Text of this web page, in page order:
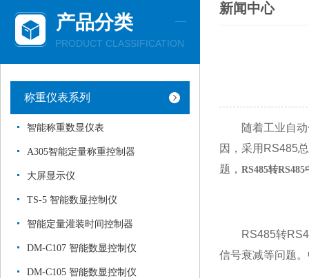
产品分类
PRODUCT CLASSIFICATION
称重仪表系列
智能称重数显仪表
A305智能定量称重控制器
大屏显示仪
TS-5 智能数显控制仪
智能定量灌装时间控制器
DM-C107 智能数显控制仪
DM-C105 智能数显控制仪
新闻中心
随着工业自动化
因，采用RS485
题， RS485转RS485
RS485转
信号衰减等问题